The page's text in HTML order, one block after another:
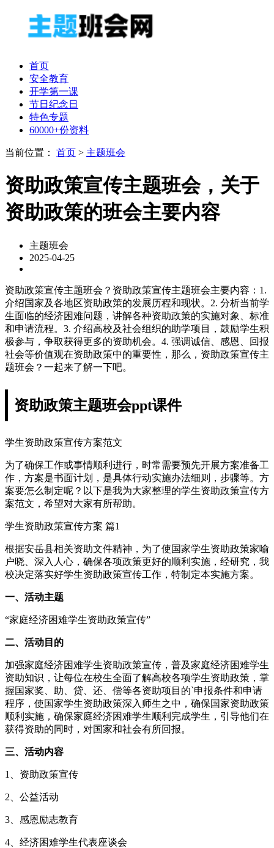
首页
安全教育
开学第一课
节日纪念日
特色专题
60000+份资料
当前位置： 首页 > 主题班会
资助政策宣传主题班会，关于
资助政策的班会主要内容
主题班会
2025-04-25
资助政策宣传主题班会？资助政策宣传主题班会主要内容：1.
介绍国家及各地区资助政策的发展历程和现状。2. 分析当前学
生面临的经济困难问题，讲解各种资助政策的实施对象、标准
和申请流程。3. 介绍高校及社会组织的助学项目，鼓励学生积
极参与，争取获得更多的资助机会。4. 强调诚信、感恩、回报
社会等价值观在资助政策中的重要性，那么，资助政策宣传主
题班会？一起来了解一下吧。
资助政策主题班会ppt课件
学生资助政策宣传方案范文
为了确保工作或事情顺利进行，时常需要预先开展方案准备工
作，方案是书面计划，是具体行动实施办法细则，步骤等。方
案要怎么制定呢？以下是我为大家整理的学生资助政策宣传方
案范文，希望对大家有所帮助。
学生资助政策宣传方案 篇1
根据安岳县相关资助文件精神，为了使国家学生资助政策家喻
户晓、深入人心，确保各项政策更好的顺利实施，经研究，我
校决定落实好学生资助政策宣传工作，特制定本实施方案。
一、活动主题
“家庭经济困难学生资助政策宣传”
二、活动目的
加强家庭经济困难学生资助政策宣传，普及家庭经济困难学生
资助知识，让每位在校生全面了解高校各项学生资助政策，掌
握国家奖、助、贷、还、偿等各资助项目的`申报条件和申请
程序，使国家学生资助政策深入师生之中，确保国家资助政策
顺利实施，确保家庭经济困难学生顺利完成学生，引导他们在
获得资助的同时，对国家和社会有所回报。
三、活动内容
1、资助政策宣传
2、公益活动
3、感恩励志教育
4、经济困难学生代表座谈会